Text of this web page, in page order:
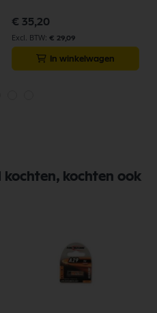
€ 35,20
€ 29,09
In winkelwagen
kochten ook